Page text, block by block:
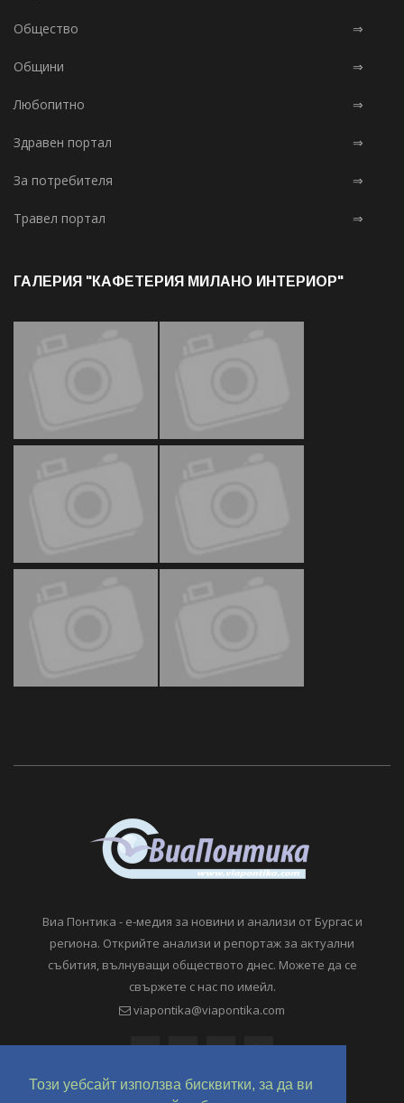
Този уебсайт използва бисквитки, за да ви
Общество ⇒
Общини ⇒
Любопитно ⇒
Здравен портал ⇒
За потребителя ⇒
Травел портал ⇒
ГАЛЕРИЯ "КАФЕТЕРИЯ МИЛАНО ИНТЕРИОР"
Виа Понтика - е-медия за новини и анализи от Бургас и
региона. Открийте анализи и репортаж за актуални
събития, вълнуващи обществото днес. Можете да се
свържете с нас по имейл.
viapontika@viapontika.com